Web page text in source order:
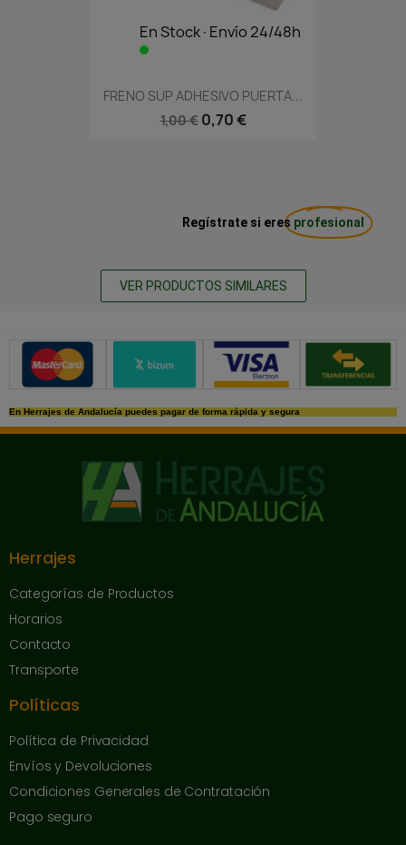
En Stock·Envío 24/48h
FRENO SUP ADHESIVO PUERTA...
1,00 € 0,70 €
Regístrate si eres profesional
VER PRODUCTOS SIMILARES
Métodos de pago seguros
En Herrajes de Andalucía puedes pagar de forma rápida y segura
Herrajes
Categorías de Productos
Horarios
Contacto
Transporte
Políticas
Política de Privacidad
Envíos y Devoluciones
Condiciones Generales de Contratación
Pago seguro